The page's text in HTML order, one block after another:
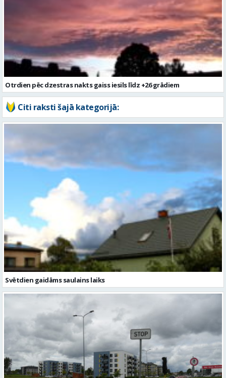
Otrdien pēc dzestras nakts gaiss iesils līdz +26 grādiem
Citi raksti šajā kategorijā:
Svētdien gaidāms saulains laiks